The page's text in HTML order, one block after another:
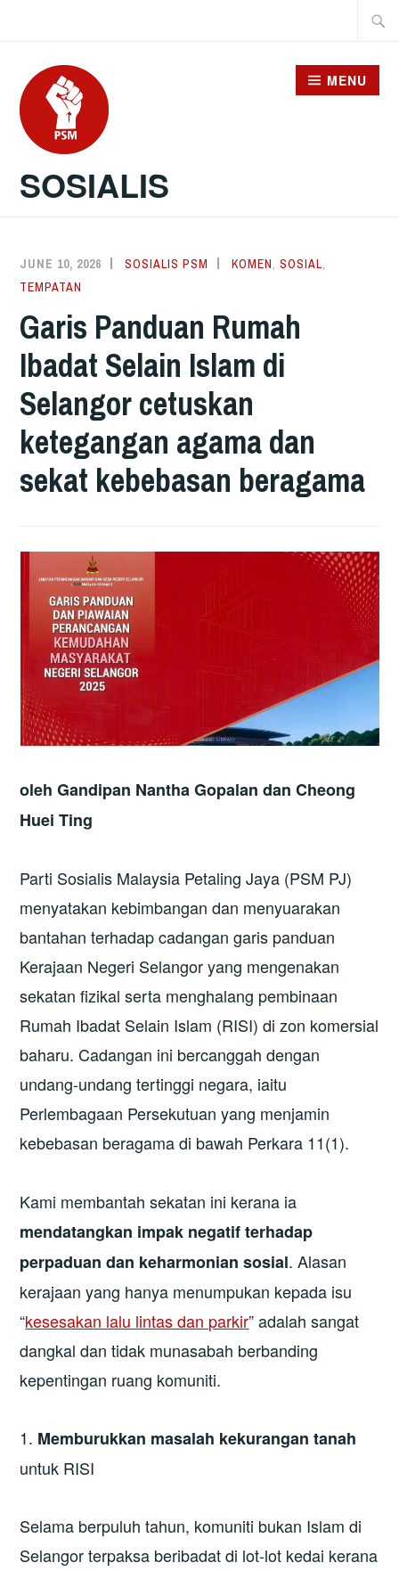
content
SOSIALIS
MENU
JUNE 10, 2026 SOSIALIS PSM KOMEN ,SOSIAL
TEMPATAN
Garis Panduan Rumah
Ibadat Selain Islam di
Selangor cetuskan
ketegangan agama dan
sekat kebebasan beragama
oleh Gandipan Nantha Gopalandan Cheong
Huei Ting
Parti Sosialis Malaysia Petaling Jaya (PSM PJ)
menyatakan kebimbangan dan menyuarakan
bantahan terhadap cadangan garis panduan
Kerajaan Negeri Selangor yang mengenakan
sekatan fizikal serta menghalang pembinaan
Rumah Ibadat Selain Islam (RISI) di zon komersial
baharu. Cadangan ini bercanggah dengan
undang-undang tertinggi negara, iaitu
Perlembagaan Persekutuan yang menjamin
kebebasan beragama di bawah Perkara 11(1).
Kami membantah sekatan ini kerana ia
mendatangkan impak negatif terhadap
perpaduan dan keharmonian sosial. Alasan
kerajaan yang hanya menumpukan kepada isu
“kesesakan lalu lintas dan parkir” adalah sangat
dangkal dan tidak munasabah berbanding
kepentingan ruang komuniti.
1. Memburukkan masalah kekurangan tanah
untuk RISI
Selama berpuluh tahun, komuniti bukan Islam di
Selangor terpaksa beribadat di lot-lot kedai kerana